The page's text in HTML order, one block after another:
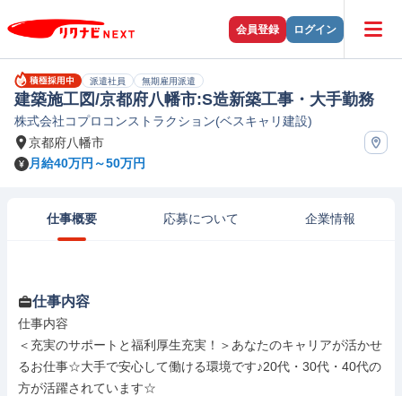
会員登録 ログイン
派遣社員 無期雇用派遣
建築施工図/京都府八幡市:S造新築工事・大手勤務
株式会社コプロコンストラクション(ベスキャリ建設)
京都府八幡市
月給40万円～50万円
仕事概要 応募について 企業情報
仕事内容
仕事内容
＜充実のサポートと福利厚生充実！＞あなたのキャリアが活かせ
るお仕事☆大手で安心して働ける環境です♪20代・30代・40代の
方が活躍されています☆